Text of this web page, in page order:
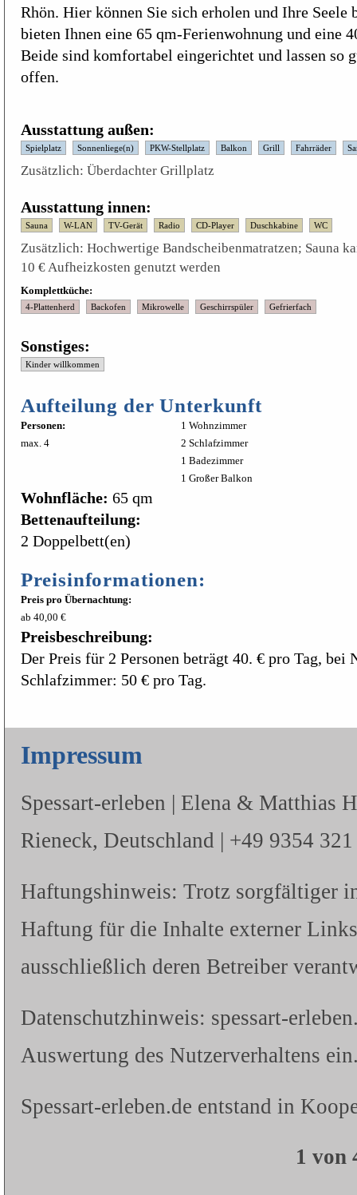
Rhön. Hier können Sie sich erholen und Ihre Seele
bieten Ihnen eine 65 qm-Ferienwohnung und eine
Beide sind komfortabel eingerichtet und lassen so
offen.
Ausstattung außen:
Spielplatz Sonnenliege(n) PKW-Stellplatz Balkon Grill Fahrräder
Zusätzlich: Überdachter Grillplatz
Ausstattung innen:
Sauna W-LAN TV-Gerät Radio CD-Player Duschkabine WC
Zusätzlich: Hochwertige Bandscheibenmatratzen; Sauna
10 € Aufheizkosten genutzt werden
Komplettküche:
4-Plattenherd Backofen Mikrowelle Geschirrspüler Gefrierfach
Sonstiges:
Kinder willkommen
Aufteilung der Unterkunft
Personen:
max. 4
1 Wohnzimmer
2 Schlafzimmer
1 Badezimmer
1 Großer Balkon
Wohnfläche: 65 qm
Bettenaufteilung:
2 Doppelbett(en)
Preisinformationen:
Preis pro Übernachtung:
ab 40,00 €
Preisbeschreibung:
Der Preis für 2 Personen beträgt 40. € pro Tag, bei
Schlafzimmer: 50 € pro Tag.
Impressum
Spessart-erleben | Elena & Matthias
Rieneck, Deutschland | +49 9354
Haftungshinweis: Trotz sorgfältiger
Haftung für die Inhalte externer
ausschließlich deren Betreiber
Datenschutzhinweis: spessart-
Auswertung des Nutzerverhaltens
Spessart-erleben.de entstand in
1 von